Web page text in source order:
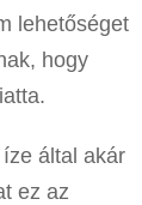
lehetőséget
hogy
által akár
ez az